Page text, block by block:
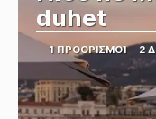
duhet
1 ΠΡΟΟΡΙΣΜΟΊ 2